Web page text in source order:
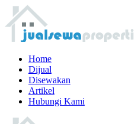
Home
Dijual
Disewakan
Artikel
Hubungi Kami